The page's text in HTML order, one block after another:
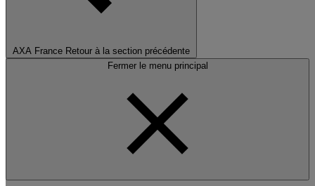
AXA France Retour à la section précédente
Fermer le menu principal